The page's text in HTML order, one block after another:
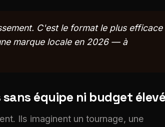
C'est le format le plus efficace
marque locale en 2026 — à
équipe ni budget
Ils imaginent un tournage, une